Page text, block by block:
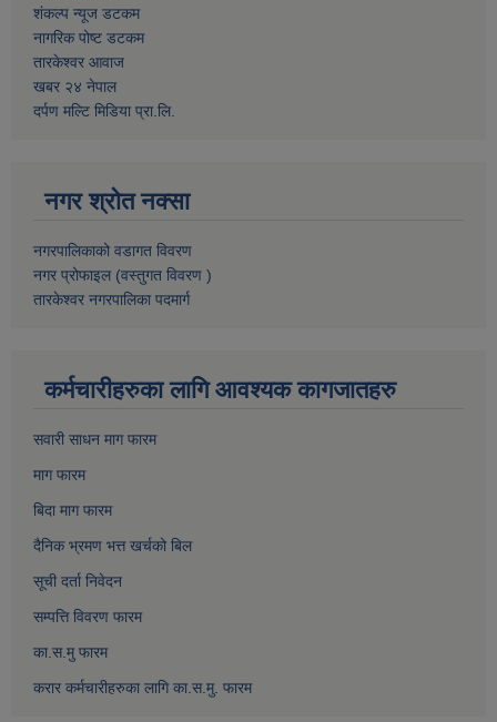
शंकल्प न्यूज डटकम
नागरिक पोष्ट डटकम
तारकेश्वर आवाज
खबर २४ नेपाल
दर्पण मल्टि मिडिया प्रा.लि.
नगर श्रोत नक्सा
नगरपालिकाको वडागत विवरण
नगर प्रोफाइल (वस्तुगत विवरण )
तारकेश्वर नगरपालिका पदमार्ग
कर्मचारीहरुका लागि आवश्यक कागजातहरु
सवारी साधन माग फारम
माग फारम
बिदा माग फारम
दैनिक भ्रमण भत्त खर्चको बिल
सूची दर्ता निवेदन
सम्पत्ति विवरण फारम
का.स.मु फारम
करार कर्मचारीहरुका लागि का.स.मु. फारम